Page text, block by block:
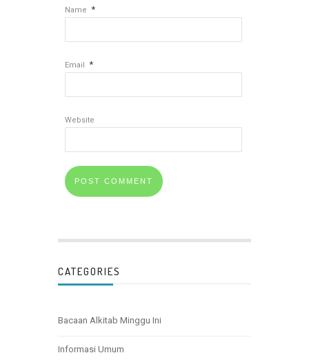
Name *
Email *
Website
CATEGORIES
Bacaan Alkitab Minggu Ini
Informasi Umum